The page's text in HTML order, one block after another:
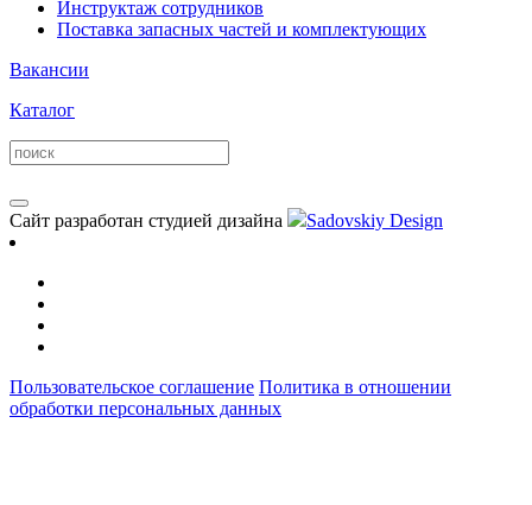
Инструктаж сотрудников
Поставка запасных частей и комплектующих
Вакансии
Каталог
Сайт разработан студией дизайна Sadovskiy Design
Пользовательское соглашение Политика в отношении
обработки персональных данных